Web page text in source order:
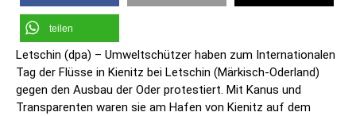
teilen
Letschin (dpa) – Umweltschützer haben zum Internationalen
Tag der Flüsse in Kienitz bei Letschin (Märkisch-Oderland)
gegen den Ausbau der Oder protestiert. Mit Kanus und
Transparenten waren sie am Hafen von Kienitz auf dem